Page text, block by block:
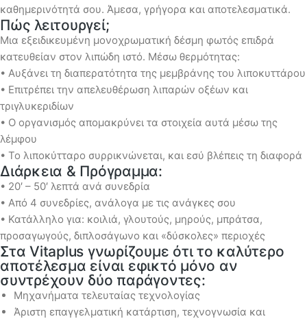
καθημερινότητά σου. Άμεσα, γρήγορα και αποτελεσματικά.
Πώς λειτουργεί;
Μια εξειδικευμένη μονοχρωματική δέσμη φωτός επιδρά
κατευθείαν στον λιπώδη ιστό. Μέσω θερμότητας:
• Αυξάνει τη διαπερατότητα της μεμβράνης του λιποκυττάρου
• Επιτρέπει την απελευθέρωση λιπαρών οξέων και
τριγλυκεριδίων
• Ο οργανισμός απομακρύνει τα στοιχεία αυτά μέσω της
λέμφου
• Το λιποκύτταρο συρρικνώνεται, και εσύ βλέπεις τη διαφορά
Διάρκεια & Πρόγραμμα:
• 20′ – 50′ λεπτά ανά συνεδρία
• Από 4 συνεδρίες, ανάλογα με τις ανάγκες σου
• Κατάλληλο για: κοιλιά, γλουτούς, μηρούς, μπράτσα,
προσαγωγούς, διπλοσάγωνο και «δύσκολες» περιοχές
Στα Vitaplus γνωρίζουμε ότι το καλύτερο
αποτέλεσμα είναι εφικτό μόνο αν
συντρέχουν δύο παράγοντες:
Μηχανήματα τελευταίας τεχνολογίας
Άριστη επαγγελματική κατάρτιση, τεχνογνωσία και